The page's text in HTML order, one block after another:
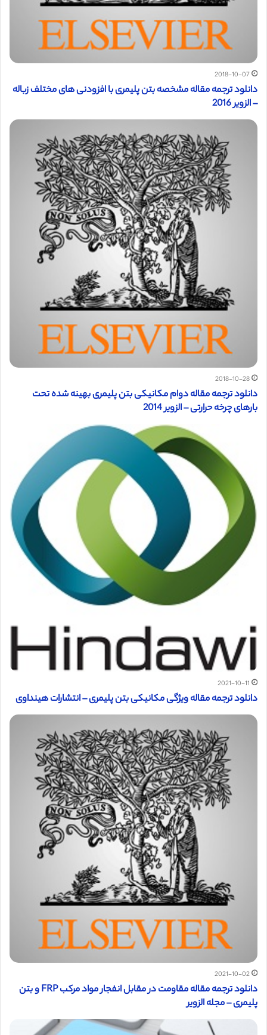
2018-10-07
دانلود ترجمه مقاله مشخصه بتن پلیمری با افزودنی های مختلف زباله
– الزویر 2016
2018-10-28
دانلود ترجمه مقاله دوام مکانیکی بتن پلیمری بهینه شده تحت
بارهای چرخه حرارتی – الزویر 2014
2021-10-11
دانلود ترجمه مقاله ویژگی مکانیکی بتن پلیمری – انتشارات هینداوی
2021-10-02
دانلود ترجمه مقاله مقاومت در مقابل انفجار مواد مرکب FRP و بتن
پلیمری – مجله الزویر